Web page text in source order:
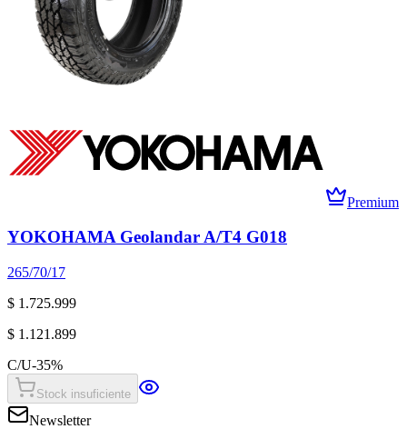
Premium
YOKOHAMA Geolandar A/T4 G018
265/70/17
$ 1.725.999
$ 1.121.899
C/U-35%
Stock insuficiente
Newsletter